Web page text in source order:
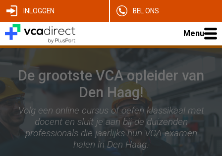
INLOGGEN BEL ONS
Menu
De grootste VCA opleider van
Den Haag!
Volg een online cursus of oefen klassikaal met
docent en sluit je aan bij de duizenden
professionals die jaarlijks hun VCA examen
halen in Den Haag.